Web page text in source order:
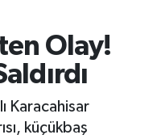
Olay!
Karacahisar
küçükbaş
Fikstür